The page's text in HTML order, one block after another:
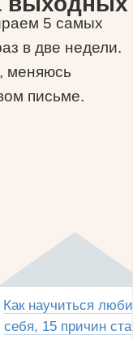
5 самых
в две недели.
меняюсь
письме.
Как научиться
себя, 15 причин